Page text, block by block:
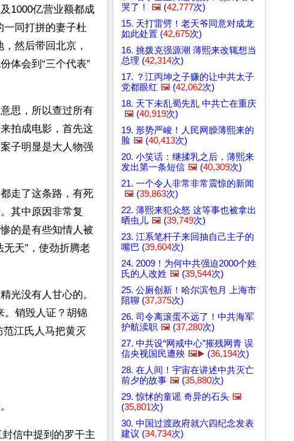
1000亿营业额都成
一同打拼的妻子杜
然后带回北京，
体会到“三个代表”
思，所以查过所有
拍成电影，首先这
子明显是大人物强
走了这条路，有死
其中原因非常复
的是有些知情人被
天”，使劲折腾老
光没有人甘心的。
。销毁人证？胡锦
江氏人马把黄灭
信中提到的罗干主
哭了！
🖼️ (42,777次)
15. 天打雷劈！老天爷同意对成龙
如此处置 (42,675次)
16. 挑拨克强源潮 薄熙来改辄想当
总理 (42,314次)
17. ？江丙坤之子赚的让中共太子
党都眼红 🖼️ (42,062次)
18. 天下未乱蜀先乱 中共亡在重庆
🖼️ (40,919次)
19. 形势严峻！人民网臊薄熙来的
脸 🖼️ (40,413次)
20. 小笑话：继揉乳之后，薄熙来
发出第一条短信 🖼️ (40,309次)
21. 一个令人非常非常震惊的新闻
🖼️ (39,863次)
22. 薄熙来犯众怒 这等事也被拿出
晒虫儿 🖼️ (39,749次)
23. 江系笔杆子来回抽自己主子的
嘴巴 (39,604次)
24. 2009！为何中共强迫2000个姓
氏的人改姓 🖼️ (39,544次)
25. 公厕创新！哈尔滨包月 上海市
陪聊 (37,375次)
26. 司令离滚蛋不远了！中共海军
护航渎职 🖼️ (37,280次)
27. 中共设“网戒中心”摧残网青 误
信央视国民遭殃 🖼️▶️ (36,194次)
28. 在人间！宇宙在讲述中共灭亡
前夕的故事 🖼️ (35,880次)
29. 惊怵的童谣 奇异的石头 🖼️
(35,801次)
30. 中国过渡政府就六四纪念发表
建议 (34,734次)